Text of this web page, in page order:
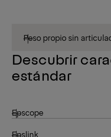
Peso propio sin
Descubrir
estándar
Epscope
Epslink